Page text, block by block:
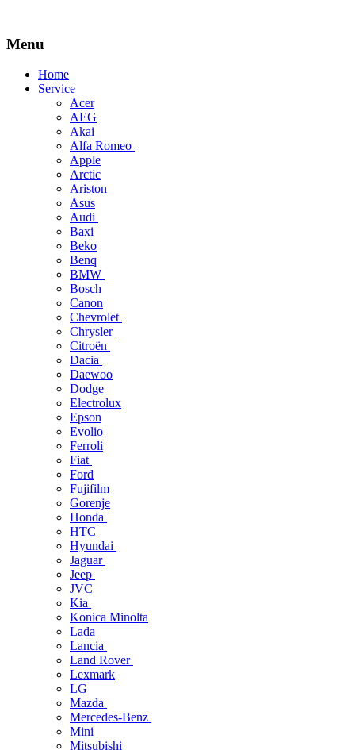
Menu
Skip
Home
Service
Acer
AEG
Akai
Alfa Romeo
Apple
Arctic
Ariston
Asus
Audi
Baxi
Beko
Benq
BMW
Bosch
Canon
Chevrolet
Chrysler
Citroën
Dacia
Daewoo
Dodge
Electrolux
Epson
Evolio
Ferroli
Fiat
Ford
Fujifilm
Gorenje
Honda
HTC
Hyundai
Jaguar
Jeep
JVC
Kia
Konica Minolta
Lada
Lancia
Land Rover
Lexmark
LG
Mazda
Mercedes-Benz
Mini
Mitsubishi